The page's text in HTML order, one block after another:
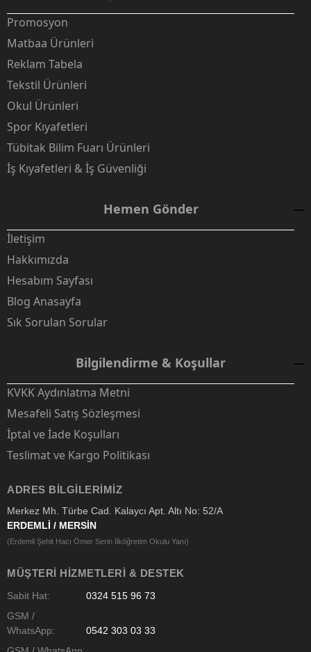
Promosyon
Matbaa Ürünleri
Reklam Tabela
Tekstil Ürünleri
Okul Ürünleri
Spor Kıyafetleri
Tübitak Bilim Fuarı Ürünleri
İş Kıyafetleri & İş Güvenliği
Hemen Gönder
İletişim
Hakkımızda
Hesabım Sayfası
Blog Anasayfa
Sık Sorulan Sorular
Bilgilendirme & Koşullar
KVKK Aydınlatma Metni
Mesafeli Satış Sözleşmesi
İptal ve İade Koşulları
Teslimat ve Kargo Politikası
ADRES BILGILERIMIZ
Merkez Mh. Türbe Cad. Kalaycı Apt. Altı No: 52/A
ERDEMLİ / MERSİN
(Erdemli Şehit Hacı Ömer Serin İlköğretim Okulu Yanı)
MÜŞTERI HIZMETLERI & DESTEK
Sabit Hat:
0324 515 96 73
GSM /
WhatsApp:
0542 303 03 33